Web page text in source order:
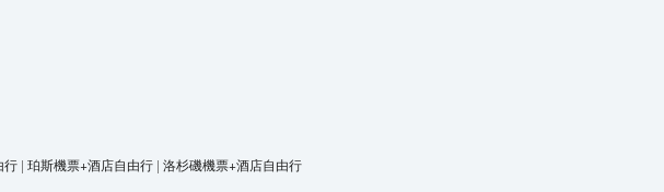
行 | 珀斯機票+酒店自由行 | 洛杉磯機票+酒店自由行